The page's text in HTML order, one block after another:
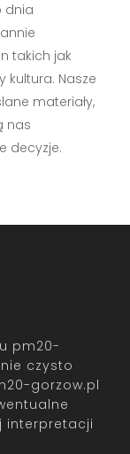
dnia
takich jak
kultura. Nasze
materiały,
nas
decyzje.
pm20-
czysto
gorzow.pl
interpretacji